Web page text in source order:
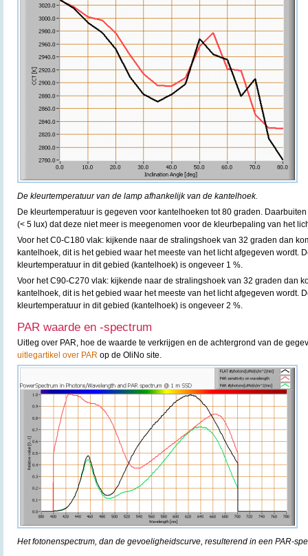
De kleurtemperatuur van de lamp afhankelijk van de kantelhoek.
De kleurtemperatuur is gegeven voor kantelhoeken tot 80 graden.
(< 5 lux) dat deze niet meer is meegenomen voor de kleurbepaling van het
Voor het C0-C180 vlak: kijkende naar de stralingshoek van 32 graden dan
kantelhoek, dit is het gebied waar het meeste van het licht afgegeven wordt.
kleurtemperatuur in dit gebied (kantelhoek) is ongeveer 1 %.
Voor het C90-C270 vlak: kijkende naar de stralingshoek van 32 graden dan
kantelhoek, dit is het gebied waar het meeste van het licht afgegeven wordt.
kleurtemperatuur in dit gebied (kantelhoek) is ongeveer 2 %.
PAR waarde en -spectrum
Uitleg over PAR, hoe de waarde te verkrijgen en de achtergrond van de
uitlegartikel over PAR op de OliNo site.
Het fotonenspectrum, dan de gevoeligheidscurve, resulterend in een PAR-